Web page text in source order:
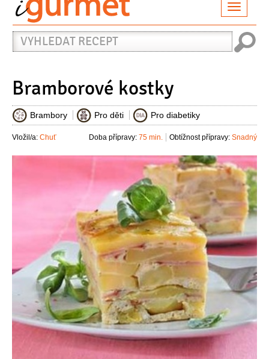
Vyhledat
recept
Bramborové kostky
Brambory Pro děti Pro diabetiky
Vložil/a: Chuť Obtížnost přípravy: Snadný
Doba přípravy: 75 min.